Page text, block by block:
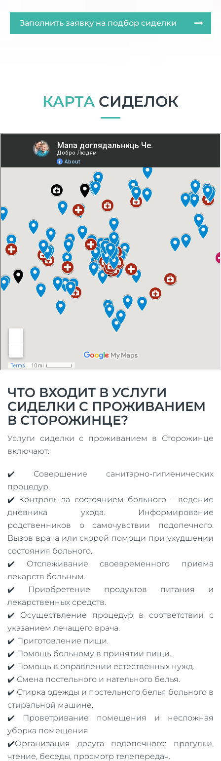
Заполнить заявку на подбор сиделки
КАРТА СИДЕЛОК
ЧТО ВХОДИТ В УСЛУГИ
СИДЕЛКИ С ПРОЖИВАНИЕМ
В СТОРОЖИНЦЕ?
Услуги сиделки с проживанием в Сторожинце
включают:
✔️ Совершение санитарно-гигиенических
процедур.
✔️ Контроль за состоянием больного – ведение
дневника ухода. Информирование
родственников о самочувствии подопечного.
Вызов врача или скорой помощи при ухудшении
состояния больного.
✔️ Отслеживание своевременного приема
лекарств больным.
✔️ Приобретение продуктов питания и
лекарственных средств.
✔️ Осуществление процедур в соответствии с
указанием лечащего врача.
✔️ Приготовление пищи.
✔️ Помощь больному в принятии пищи.
✔️ Помощь в оправлении естественных нужд.
✔️ Смена постельного и нательного белья.
✔️ Стирка одежды и постельного белья больного в
стиральной машине.
✔️ Проветривание помещения и несложная
уборка помещения
✔️Организация досуга подопечного: прогулки,
чтение, беседы, просмотр телепередач.